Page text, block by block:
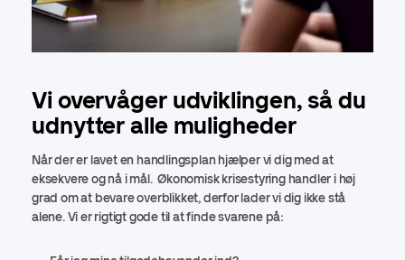
Vi overvåger udviklingen, så du
udnytter alle muligheder
Når der er lavet en handlingsplan hjælper vi dig med at
eksekvere og nå i mål. Økonomisk krisestyring handler i høj
grad om at bevare overblikket, derfor lader vi dig ikke stå
alene. Vi er rigtigt gode til at finde svarene på: